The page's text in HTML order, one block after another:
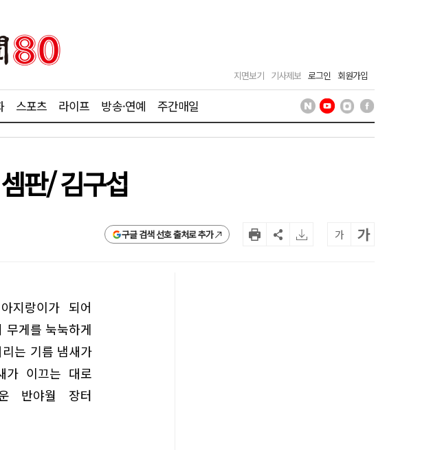
지면보기 기사제보 로그인 회원가입
스포츠 라이프 방송·연예 주간매일
판/ 김구섭
구글 검색 선호 출처로 추가 가 가
지랑이가 되어
무게를 눅눅하게
는 기름 냄새가
가 이끄는 대로
반야월 장터